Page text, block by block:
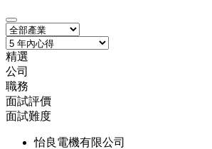
精選
公司
職務
面試評價
面試難度
怡良電機有限公司